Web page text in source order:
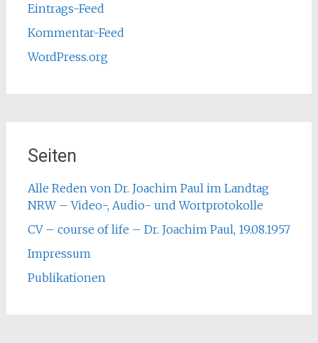
Eintrags-Feed
Kommentar-Feed
WordPress.org
Seiten
Alle Reden von Dr. Joachim Paul im Landtag
NRW – Video-, Audio- und Wortprotokolle
CV – course of life – Dr. Joachim Paul, 19.08.1957
Impressum
Publikationen